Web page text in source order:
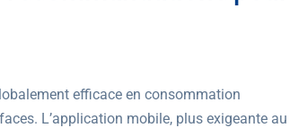
efficace en consommation
L’application mobile, plus exigeante au